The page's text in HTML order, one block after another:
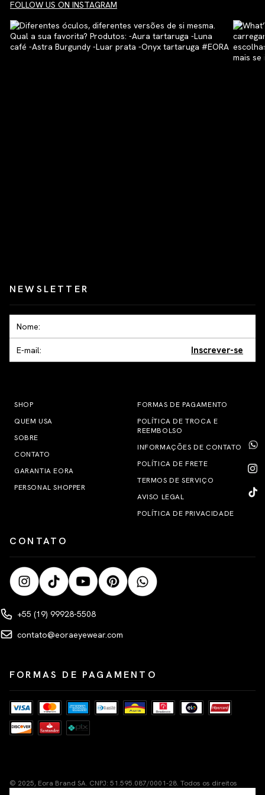
FOLLOW US ON INSTAGRAM
NEWSLETTER
Inscrever-se
SHOP
QUEM USA
SOBRE
CONTATO
GARANTIA EORA
PERSONAL SHOPPER
FORMAS DE PAGAMENTO
POLÍTICA DE TROCA E
REEMBOLSO
INFORMAÇÕES DE CONTATO
POLÍTICA DE FRETE
TERMOS DE SERVIÇO
AVISO LEGAL
POLÍTICA DE PRIVACIDADE
CONTATO
+55 (19) 99928-5508
contato@eoraeyewear.com
FORMAS DE PAGAMENTO
© 2025, Eora Brand SA. CNPJ: 51.595.087/0001-28. Todos os direitos